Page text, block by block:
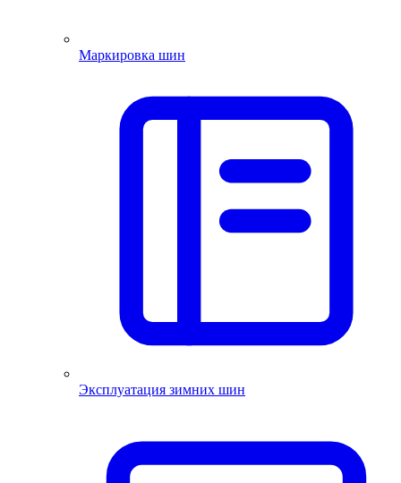
Маркировка шин
Эксплуатация зимних шин